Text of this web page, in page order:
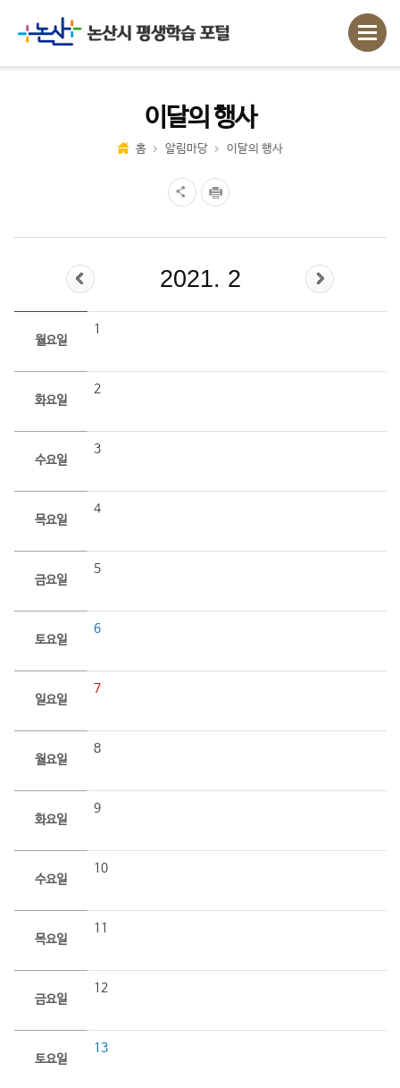
이달의 행사
홈 알림마당 이달의 행사
2021. 2
월요일
1
화요일
2
수요일
3
목요일
4
금요일
5
토요일
6
일요일
7
월요일
8
화요일
9
수요일
10
목요일
11
금요일
12
토요일
13